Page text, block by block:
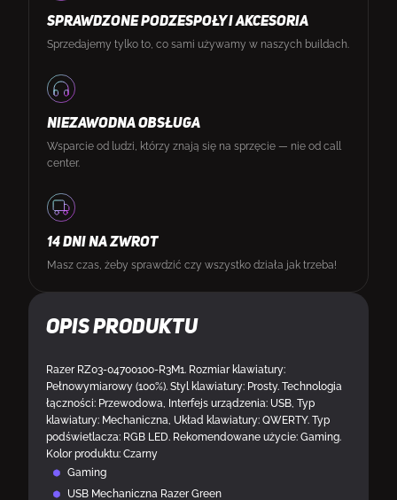
Opis produktu
Razer RZ03-04700100-R3M1. Rozmiar klawiatury:
Pełnowymiarowy (100%). Styl klawiatury: Prosty. Technologia
łączności: Przewodowa, Interfejs urządzenia: USB, Typ
klawiatury: Mechaniczna, Układ klawiatury: QWERTY. Typ
podświetlacza: RGB LED. Rekomendowane użycie: Gaming.
Kolor produktu: Czarny
Gaming
USB Mechaniczna Razer Green
SPRAWDZONE PODZESPOŁY I AKCESORIA
Sprzedajemy tylko to, co sami używamy w naszych buildach.
NIEZAWODNA OBSŁUGA
Wsparcie od ludzi, którzy znają się na sprzęcie — nie od call
center.
14 DNI NA ZWROT
Masz czas, żeby sprawdzić czy wszystko działa jak trzeba!